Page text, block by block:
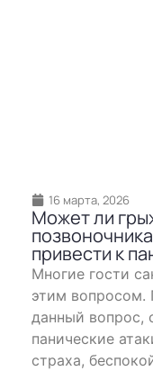
16 марта, 2026
Может ли
привести к
Многие гости
этим вопросом.
данный вопрос,
панические
страха,